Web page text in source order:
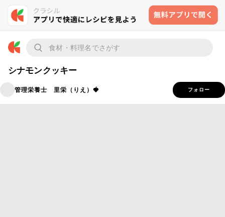
シナモンクッキー
管理栄養士 里栄（りえ）🍓 フォロー